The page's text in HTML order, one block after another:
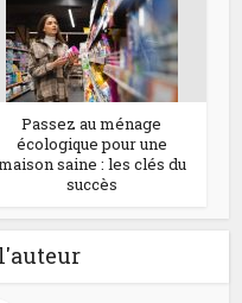
Passez au ménage
écologique pour une
saine : les clés du
succès